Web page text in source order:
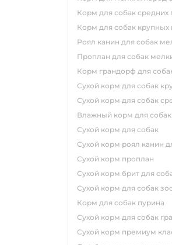
корм для собак средних
корм для собак
роял канин для собак
проплан для собак
корм грандорф для
сухой корм для собак
сухой корм для собак
влажный корм для
сухой корм для собак
сухой корм роял канин
сухой корм проплан
сухой корм брит для
сухой корм для собак
корм для собак пурина
сухой корм для собак
сухой корм премиум